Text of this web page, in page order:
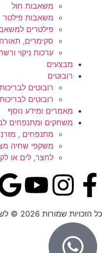
משאבות חול
משאבות פילטר
פילטרים
סקימרים,
ערכות ניקוי
מבצעים
רובוטים
רובוטים
רובוטים
מאמרים ומידע נוסף
משחקים ומתנפחים
מתנפחים ,
משקפי שחיה
לחצר, לים או
כל הזכויות שמורות 2026 © לשחף בריכות וספא